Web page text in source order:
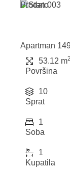
Prodato
Apartman 149
53.12 m2
Površina
10
Sprat
1
Soba
1
Kupatila